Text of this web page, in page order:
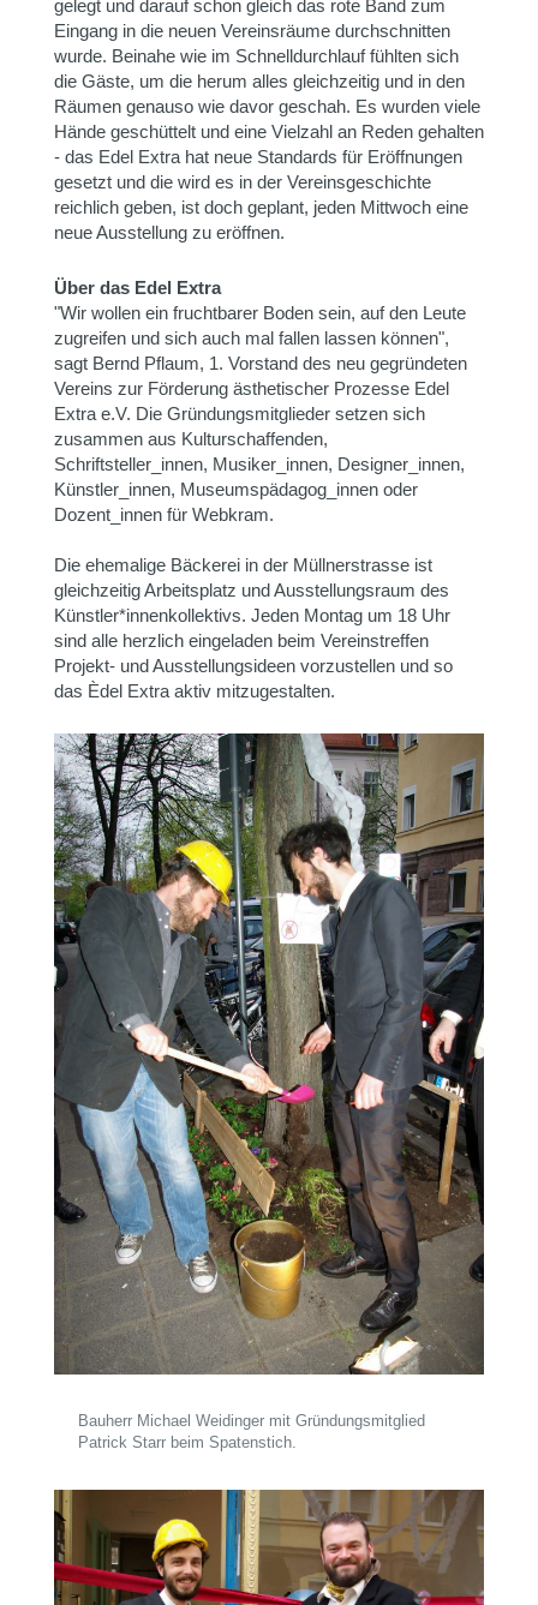
gelegt und darauf schon gleich das rote Band zum
Eingang in die neuen Vereinsräume durchschnitten
wurde. Beinahe wie im Schnelldurchlauf fühlten sich
die Gäste, um die herum alles gleichzeitig und in den
Räumen genauso wie davor geschah. Es wurden viele
Hände geschüttelt und eine Vielzahl an Reden gehalten
- das Edel Extra hat neue Standards für Eröffnungen
gesetzt und die wird es in der Vereinsgeschichte
reichlich geben, ist doch geplant, jeden Mittwoch eine
neue Ausstellung zu eröffnen.
Über das Edel Extra
"Wir wollen ein fruchtbarer Boden sein, auf den Leute
zugreifen und sich auch mal fallen lassen können",
sagt Bernd Pflaum, 1. Vorstand des neu gegründeten
Vereins zur Förderung ästhetischer Prozesse Edel
Extra e.V. Die Gründungsmitglieder setzen sich
zusammen aus Kulturschaffenden,
Schriftsteller_innen, Musiker_innen, Designer_innen,
Künstler_innen, Museumspädagog_innen oder
Dozent_innen für Webkram.
Die ehemalige Bäckerei in der Müllnerstrasse ist
gleichzeitig Arbeitsplatz und Ausstellungsraum des
Künstler*innenkollektivs. Jeden Montag um 18 Uhr
sind alle herzlich eingeladen beim Vereinstreffen
Projekt- und Ausstellungsideen vorzustellen und so
das Èdel Extra aktiv mitzugestalten.
Bauherr Michael Weidinger mit Gründungsmitglied
Patrick Starr beim Spatenstich.